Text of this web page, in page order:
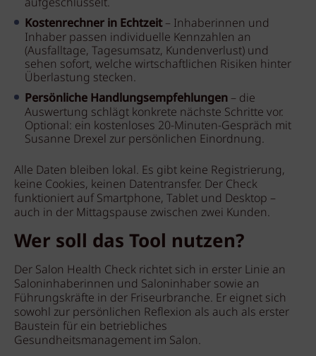
Kostenrechner in Echtzeit– Inhaberinnen und
Inhaber passen individuelle Kennzahlen an
(Ausfalltage, Tagesumsatz, Kundenverlust) und
sehen sofort, welche wirtschaftlichen Risiken hinter
Überlastung stecken.
Persönliche Handlungsempfehlungen – die
Auswertung schlägt konkrete nächste Schritte vor.
Optional: ein kostenloses 20-Minuten-Gespräch mit
Susanne Drexel zur persönlichen Einordnung.
Alle Daten bleiben lokal. Es gibt keine Registrierung,
keine Cookies, keinen Datentransfer. Der Check
funktioniert auf Smartphone, Tablet und Desktop –
auch in der Mittagspause zwischen zwei Kunden.
Wer soll das Tool nutzen?
Der Salon Health Check richtet sich in erster Linie an
Saloninhaberinnen und Saloninhaber sowie an
Führungskräfte in der Friseurbranche. Er eignet sich
sowohl zur persönlichen Reflexion als auch als erster
Baustein für ein betriebliches
Gesundheitsmanagement im Salon.